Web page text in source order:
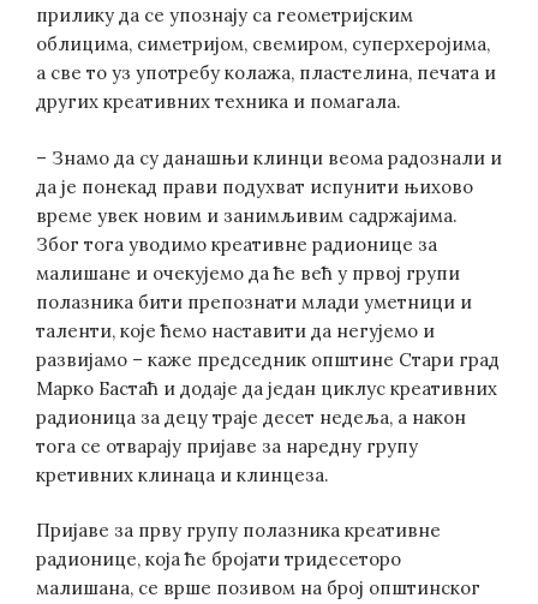
прилику да се упознају са геометријским
облицима, симетријом, свемиром, суперхеројима,
а све то уз употребу колажа, пластелина, печата и
других креативних техника и помагала.
– Знамо да су данашњи клинци веома радознали и
да је понекад прави подухват испунити њихово
време увек новим и занимљивим садржајима.
Због тога уводимо креативне радионице за
малишане и очекујемо да ће већ у првој групи
полазника бити препознати млади уметници и
таленти, које ћемо наставити да негујемо и
развијамо – каже председник општине Стари град
Марко Бастаћ и додаје да један циклус креативних
радионица за децу траје десет недеља, а након
тога се отварају пријаве за наредну групу
кретивних клинаца и клинцеза.
Пријаве за прву групу полазника креативне
радионице, која ће бројати тридесеторо
малишана, се врше позивом на број општинског